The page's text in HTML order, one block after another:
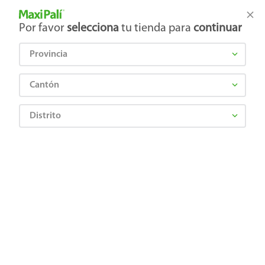
Tienda Maxi Palí
Por favor selecciona tu tienda para continuar
Provincia
Cantón
Distrito